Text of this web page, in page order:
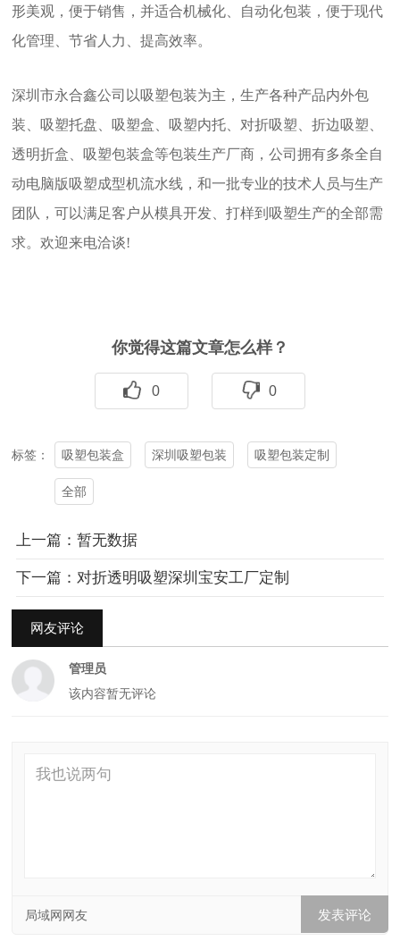
形美观，便于销售，并适合机械化、自动化包装，便于现代
化管理、节省人力、提高效率。
深圳市永合鑫公司以 吸塑包装为主，生产各种产品内外包
装、 吸塑托盘 吸塑盒、吸塑内托、对折吸塑、折边吸塑、
透明折盒、吸塑包装盒等包装生产厂商，公司拥有多条全自
动电脑版吸塑成型机流水线，和一批专业的技术人员与生产
团队，可以满足客户从模具开发、打样到吸塑生产的全部需
求。欢迎来电洽谈!
你觉得这篇文章怎么样？
0 0
标签： 吸塑包装盒 深圳吸塑包装 吸塑包装定制
全部
上一篇：暂无数据
下一篇：对折透明吸塑深圳宝安工厂定制
网友评论
管理员
该内容暂无评论
局域网网友